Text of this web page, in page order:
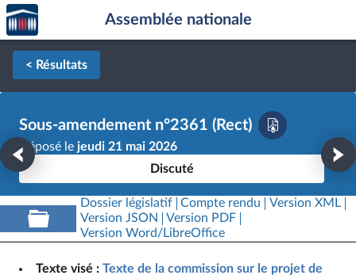
Aller au contenu
Aller en bas de la page
Accèder
à la
page
d'accueil
Assemblée nationale
< Résultats
Sous-amendement n°2361 (Rect)
Déposé le jeudi 21 mai 2026
Discuté
Dossier législatif Compte rendu
Version XML
Version JSON
Version PDF
Version Word/LibreOffice
Texte visé : Texte de la commission sur le projet de